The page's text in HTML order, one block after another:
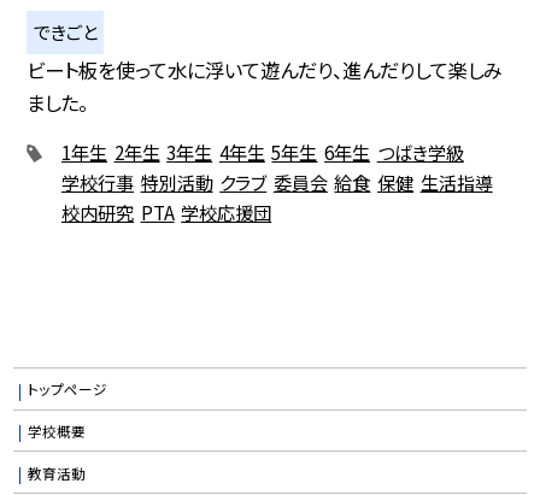
できごと
ビート板を使って水に浮いて遊んだり、進んだりして楽しみ
ました。
1年生 2年生 3年生 4年生 5年生 6年生 つばき学級
学校行事 特別活動 クラブ 委員会 給食 保健 生活指導
校内研究 PTA 学校応援団
トップページ
学校概要
教育活動